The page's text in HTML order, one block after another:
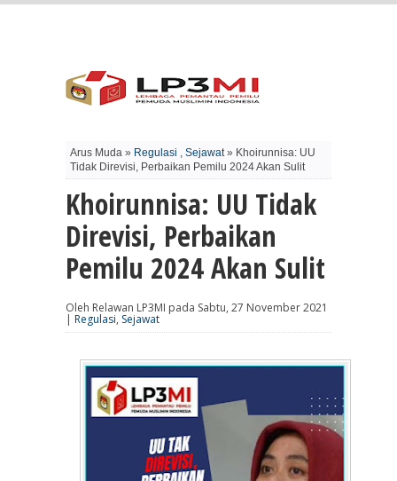
Arus Muda » Regulasi , Sejawat» Khoirunnisa: UU
Tidak Direvisi, Perbaikan Pemilu 2024 Akan Sulit
Khoirunnisa: UU Tidak
Direvisi, Perbaikan
Pemilu 2024 Akan Sulit
Oleh Relawan LP3MI pada Sabtu, 27 November 2021
| Regulasi, Sejawat